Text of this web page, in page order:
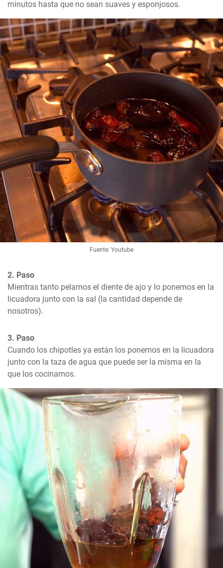
minutos hasta que no sean suaves y esponjosos.
Fuente: Youtube
2. Paso
Mientras tanto pelamos el diente de ajo y lo ponemos en la
licuadora junto con la sal (la cantidad depende de
nosotros).
3. Paso
Cuando los chipotles ya están los ponemos en la licuadora
junto con la taza de agua que puede ser la misma en la
que los cocinamos.